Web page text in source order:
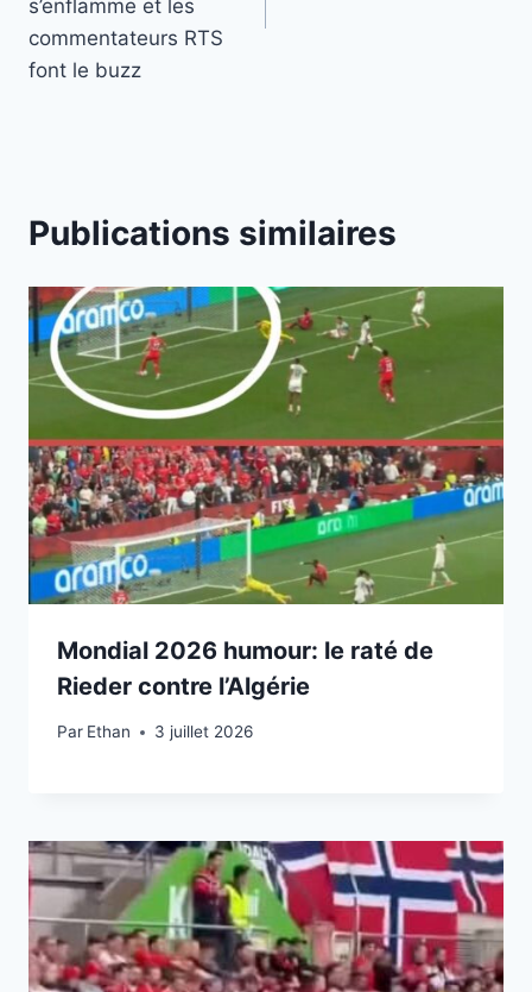
s’enflamme et les
commentateurs RTS
font le buzz
Publications similaires
Mondial 2026 humour: le raté de
Rieder contre l’Algérie
Par Ethan
3 juillet 2026 3 juillet 2026